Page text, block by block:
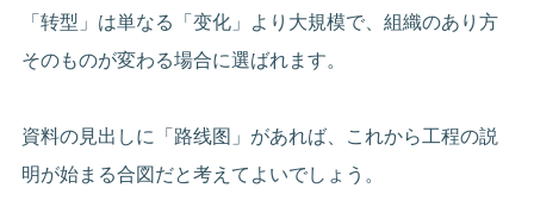
「转型」は単なる「变化」より大規模で、組織のあり方
そのものが変わる場合に選ばれます。
資料の見出しに「路线图」があれば、これから工程の説
明が始まる合図だと考えてよいでしょう。